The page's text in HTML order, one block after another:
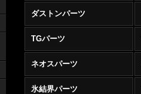
ダストンパーツ
TGパーツ
ネオスパーツ
氷結界パーツ